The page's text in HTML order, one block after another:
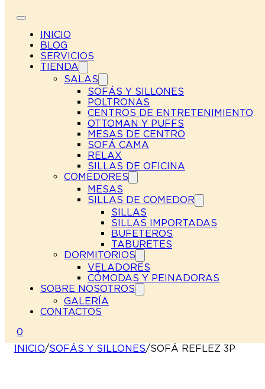
INICIO
BLOG
SERVICIOS
TIENDA
SALAS
SOFÁS Y SILLONES
POLTRONAS
CENTROS DE ENTRETENIMIENTO
OTTOMAN Y PUFFS
MESAS DE CENTRO
SOFÁ CAMA
RELAX
SILLAS DE OFICINA
COMEDORES
MESAS
SILLAS DE COMEDOR
SILLAS
SILLAS IMPORTADAS
BUFETEROS
TABURETES
DORMITORIOS
VELADORES
CÓMODAS Y PEINADORAS
SOBRE NOSOTROS
GALERÍA
CONTACTOS
0
INICIO/SOFÁS Y SILLONES/SOFÁ REFLEZ 3P